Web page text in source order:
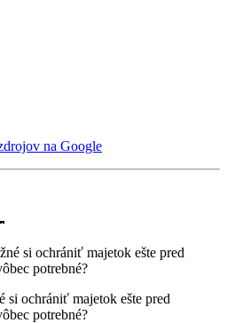
na Google
si ochrániť majetok ešte pred
potrebné?